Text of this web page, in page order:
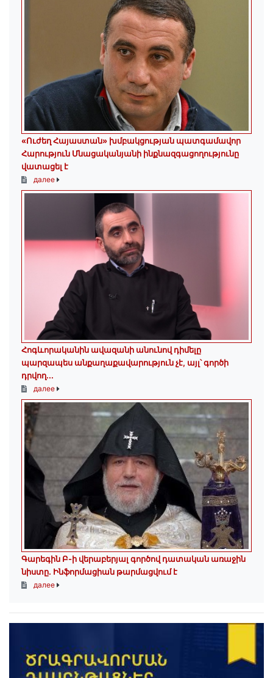
«Ուժեղ Հայաստան» խմբակցության պատգամավոր
Հարություն Մնացականյանի ինքնազգացողությունը
վատացել է
далее
Հոգևորականին ավազանի անունով դիմելը
պարզապես անքաղաքավարություն չէ, այլ՝ գործի
դրվող...
далее
Գարեգին Բ-ի վերաբերյալ գործով դատական առաջին
նիստը․ Ինֆորմացիան թարմացվում է
далее